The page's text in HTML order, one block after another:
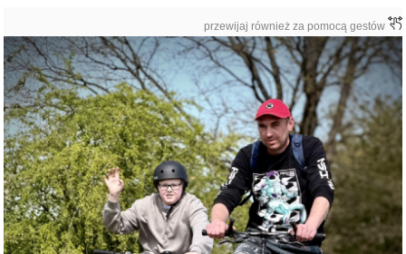
przewijaj również za pomocą gestów